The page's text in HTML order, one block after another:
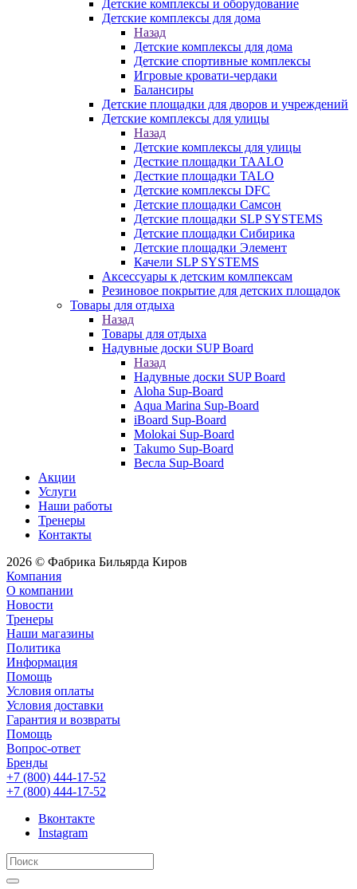
Детские комплексы и оборудование
Детские комплексы для дома
Назад
Детские комплексы для дома
Детские спортивные комплексы
Игровые кровати-чердаки
Балансиры
Детские площадки для дворов и учреждений
Детские комплексы для улицы
Назад
Детские комплексы для улицы
Десткие площадки TAALO
Десткие площадки TALO
Детские комплексы DFC
Детские площадки Самсон
Детские площадки SLP SYSTEMS
Детские площадки Сибирика
Детские площадки Элемент
Качели SLP SYSTEMS
Аксессуары к детским комлпексам
Резиновое покрытие для детских площадок
Товары для отдыха
Назад
Товары для отдыха
Надувные доски SUP Board
Назад
Надувные доски SUP Board
Aloha Sup-Board
Aqua Marina Sup-Board
iBoard Sup-Board
Molokai Sup-Board
Takumo Sup-Board
Весла Sup-Board
Акции
Услуги
Наши работы
Тренеры
Контакты
2026 © Фабрика Бильярда Киров
Компания
О компании
Новости
Тренеры
Наши магазины
Политика
Информация
Помощь
Условия оплаты
Условия доставки
Гарантия и возвраты
Помощь
Вопрос-ответ
Бренды
+7 (800) 444-17-52
+7 (800) 444-17-52
Вконтакте
Instagram